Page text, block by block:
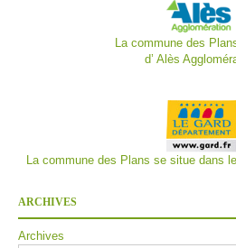
La commune des
d’ Alès
La commune des Plans se situe dans
ARCHIVES
Archives